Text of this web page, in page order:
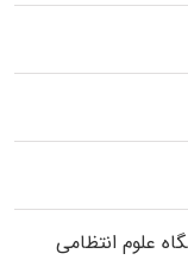
ﻋﻠﻮم انتظامی